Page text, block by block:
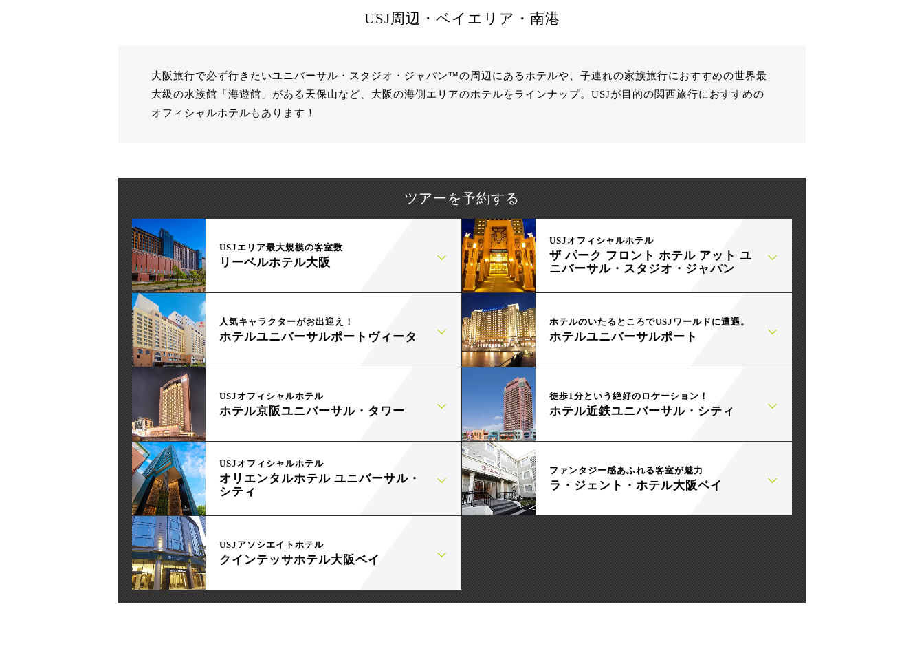
USJ周辺・ベイエリア・南港
大阪旅行で必ず行きたいユニバーサル・スタジオ・ジャパン™の周辺にあるホテルや、子連れの家族旅行におすすめの世界最
大級の水族館「海遊館」がある天保山など、大阪の海側エリアのホテルをラインナップ。USJが目的の関西旅行におすすめの
オフィシャルホテルもあります！
ツアーを予約する
USJエリア最大規模の客室数
リーベルホテル大阪
USJオフィシャルホテル
ザ パーク フロント ホテル アット ユ
ニバーサル・スタジオ・ジャパン
人気キャラクターがお出迎え！
ホテルユニバーサルポートヴィータ
ホテルのいたるところでUSJワールドに遭遇。
ホテルユニバーサルポート
USJオフィシャルホテル
ホテル京阪ユニバーサル・タワー
徒歩1分という絶好のロケーション！
ホテル近鉄ユニバーサル・シティ
USJオフィシャルホテル
オリエンタルホテル ユニバーサル・
シティ
ファンタジー感あふれる客室が魅力
ラ・ジェント・ホテル大阪ベイ
USJアソシエイトホテル
クインテッサホテル大阪ベイ